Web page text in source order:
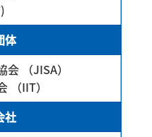
体
会 （JISA）
（IIT）
社